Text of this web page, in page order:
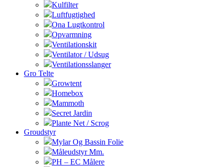
Kulfilter
Luftfugtighed
Ona Lugtkontrol
Opvarmning
Ventilationskit
Ventilator / Udsug
Ventilationsslanger
Gro Telte
Growtent
Homebox
Mammoth
Secret Jardin
Plante Net / Scrog
Groudstyr
Mylar Og Bassin Folie
Måleudstyr Mm.
PH – EC Målere